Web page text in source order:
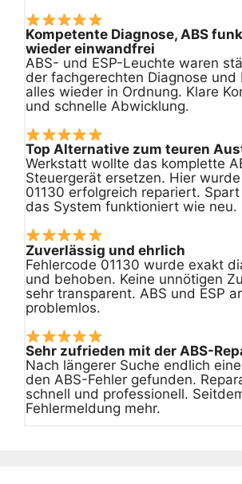
Kompetente Diagnose, ABS
wieder einwandfrei
ABS- und ESP-Leuchte waren
der fachgerechten Diagnose und
alles wieder in Ordnung. Klare
und schnelle Abwicklung.
Top Alternative zum teuren
Werkstatt wollte das komplette
Steuergerät ersetzen. Hier
01130 erfolgreich repariert.
das System funktioniert wie neu.
Zuverlässig und ehrlich
Fehlercode 01130 wurde exakt
und behoben. Keine unnötigen
sehr transparent. ABS und ESP
problemlos.
Sehr zufrieden mit der ABS-
Nach längerer Suche endlich
den ABS-Fehler gefunden.
schnell und professionell.
Fehlermeldung mehr.